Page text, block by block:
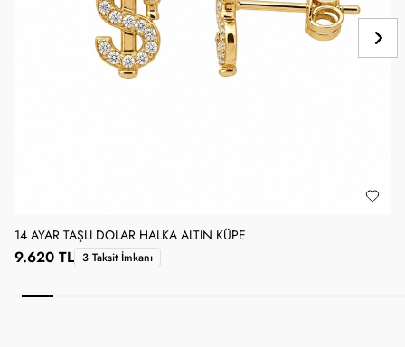
14 AYAR TAŞLI DOLAR HALKA ALTIN KÜPE
9.620 TL 3 Taksit İmkanı